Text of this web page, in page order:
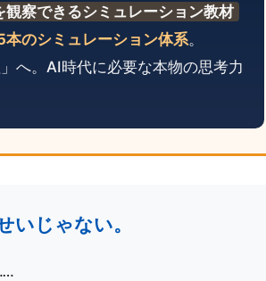
観察できるシミュレーション教材
本のシミュレーション体系。
へ。AI時代に必要な本物の思考力
いじゃない。